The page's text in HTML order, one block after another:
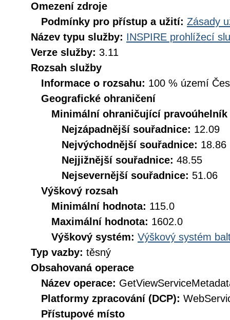
Omezení zdroje
Podmínky pro přístup a užití: Zásady
Název typu služby: INSPIRE prohlížecí
Verze služby: 3.11
Rozsah služby
Informace o rozsahu: 100 % území
Geografické ohraničení
Minimální ohraničující pravoúhelník
Nejzápadnější souřadnice: 12.09
Nejvýchodnější souřadnice: 18.86
Nejjižnější souřadnice: 48.55
Nejsevernější souřadnice: 51.06
Výškový rozsah
Minimální hodnota: 115.0
Maximální hodnota: 1602.0
Výškový systém: Výškový systém
Typ vazby: těsný
Obsahovaná operace
Název operace:
Platformy zpracování (DCP):
Přístupové místo